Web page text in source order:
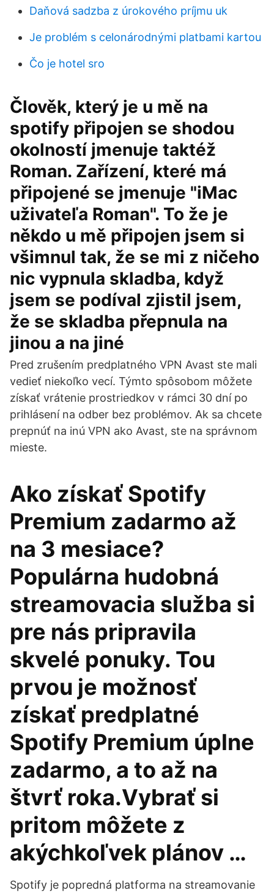
Daňová sadzba z úrokového príjmu uk
Je problém s celonárodnými platbami kartou
Čo je hotel sro
Člověk, který je u mě na
spotify připojen se shodou
okolností jmenuje taktéž
Roman. Zařízení, které má
připojené se jmenuje "iMac
uživateľa Roman". To že je
někdo u mě připojen jsem si
všimnul tak, že se mi z ničeho
nic vypnula skladba, když
jsem se podíval zjistil jsem,
že se skladba přepnula na
jinou a na jiné
Pred zrušením predplatného VPN Avast ste mali
vedieť niekoľko vecí. Týmto spôsobom môžete
získať vrátenie prostriedkov v rámci 30 dní po
prihlásení na odber bez problémov. Ak sa chcete
prepnúť na inú VPN ako Avast, ste na správnom
mieste.
Ako získať Spotify
Premium zadarmo až
na 3 mesiace?
Populárna hudobná
streamovacia služba si
pre nás pripravila
skvelé ponuky. Tou
prvou je možnosť
získať predplatné
Spotify Premium úplne
zadarmo, a to až na
štvrť roka.Vybrať si
pritom môžete z
akýchkoľvek plánov …
Spotify je popredná platforma na streamovanie